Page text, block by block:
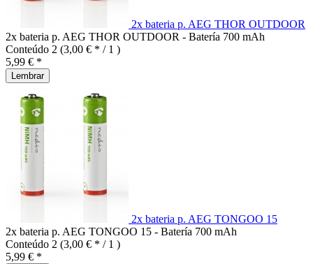
2x bateria p. AEG THOR OUTDOOR
2x bateria p. AEG THOR OUTDOOR - Batería 700 mAh
Conteúdo 2 (3,00 € * / 1 )
5,99 € *
Lembrar
2x bateria p. AEG TONGOO 15
2x bateria p. AEG TONGOO 15 - Batería 700 mAh
Conteúdo 2 (3,00 € * / 1 )
5,99 € *